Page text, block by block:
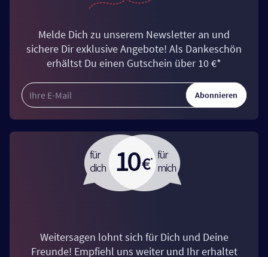
Melde Dich zu unserem Newsletter an und
sichere Dir exklusive Angebote! Als Dankeschön
erhältst Du einen Gutschein über 10 €*
Abonnieren
Weitersagen lohnt sich für Dich und Deine
Freunde! Empfiehl uns weiter und Ihr erhaltet